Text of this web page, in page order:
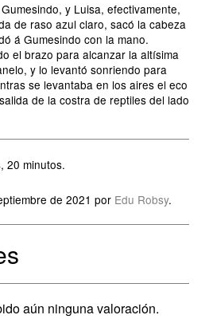
y Luisa, efectivamente,
de raso azul claro, sacó la cabeza
á Gumesindo con la mano.
el brazo para alcanzar la altísima
y lo levantó sonriendo para
se levantaba en los aires el eco
de la costra de reptiles del lado
20 minutos.
de 2021 por Edu Robsy.
aún ninguna valoración.